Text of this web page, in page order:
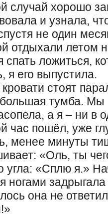
случай хорошо
и узнала,
не один
отдыхали летом
спать ложиться,
я его выпустила.
стоят
тумба. Мы
а я – ни в
час пошёл, уже
менее минуты
«Оль, ты
угла: «Сплю я.»
я ногами
она не